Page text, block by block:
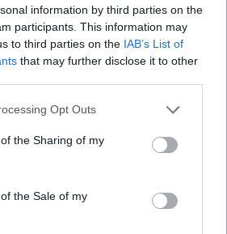
information by third parties on the
participants. This information may
to third parties on the IAB’s List of
that may further disclose it to other
Opt Outs
the Sharing of my
the Sale of my
22:57
στο newsletter
τους
πολιτική απορρήτου